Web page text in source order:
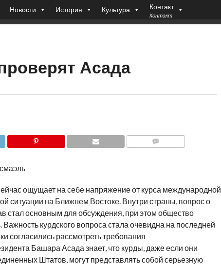
Новости История Культура Контакт
Контакт
Асада
ощущает на себе напряжение от курса международной
ситуации на Ближнем Востоке. Внутри страны, вопрос о
стал основным для обсуждения, при этом общество
курдского вопроса стала очевидна на последней
согласились рассмотреть требования
Башара Асада знает, что курды, даже если они
Штатов, могут представлять собой серьезную